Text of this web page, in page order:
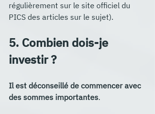
régulièrement sur le site officiel du
PICS des articles sur le sujet).
5. Combien dois-je
investir ?
Il est déconseillé de commencer avec
des sommes importantes.